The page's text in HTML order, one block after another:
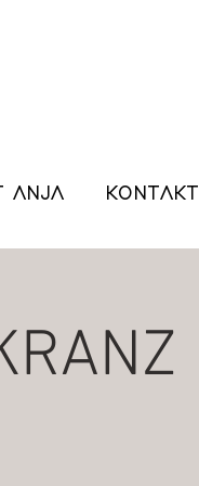
ANJA KONTAKT